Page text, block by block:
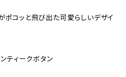
ポコッと飛び出た可愛らしいデザイ
ティークボタン